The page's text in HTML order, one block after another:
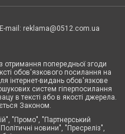
mail: reklama@0512.com.ua
отримання попередньої згоди
обов'язкового посилання на
інтернет-видань обов'язкове
систем гіперпосилання
в тексті або в якості джерела.
Законом.
"Промо", "Партнерський
новини", "Пресреліз",